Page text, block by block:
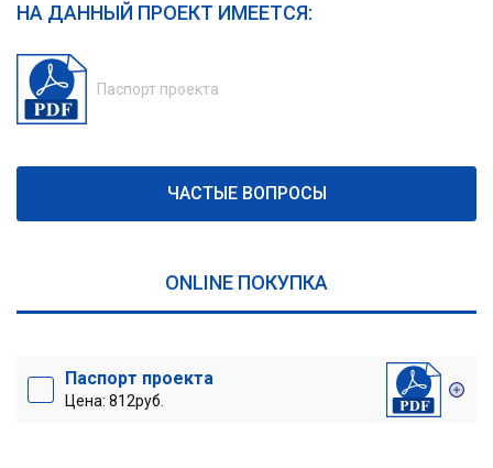
НА ДАННЫЙ ПРОЕКТ ИМЕЕТСЯ:
Паспорт проекта
ЧАСТЫЕ ВОПРОСЫ
ONLINE ПОКУПКА
Паспорт проекта
Цена: 812руб.